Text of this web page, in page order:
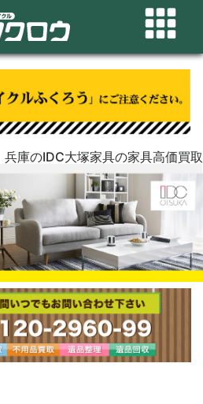
兵庫のIDC大塚家具の家具高価買取